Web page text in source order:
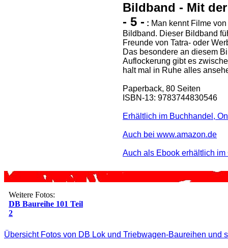
Bildband - Mit
- 5 - : Man kennt Filme
Bildband. Dieser Bildband
Freunde von Tatra- oder
Das besondere an diesem
Auflockerung gibt es
halt mal in Ruhe alles
Paperback, 80 Seiten
ISBN-13: 9783744830546
Erhältlich im Buchhandel,
Auch bei www.amazon.de
Auch als Ebook erhältlich
Weitere Fotos:
DB Baureihe 101 Teil
2
Übersicht Fotos von DB Lok und Triebwagen-Baureihen und